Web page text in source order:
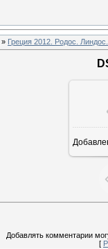
» Греция 2012. Родос. Линдос.
Добавлять комментарии
[